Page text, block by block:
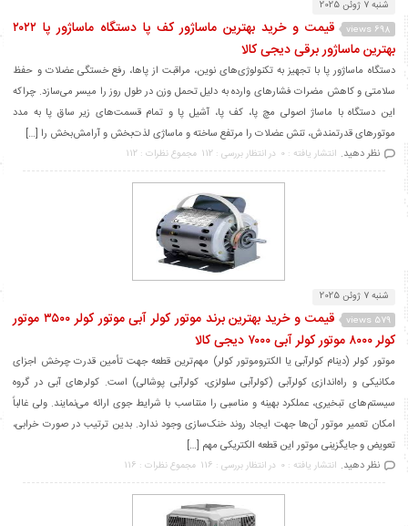
شنبه 7 ژوئن 2025
698 views
قیمت و خرید بهترین ماساژور کف پا دستگاه ماساژور پا ۲۰۲۲
بهترین ماساژور برقی دیجی کالا
دستگاه ماساژور پا با تجهیز به تکنولوژی‌های نوین، مراقبت از پاها، رفع خستگی عضلات و حفظ
سلامتی و کاهش مضرات فشارهای وارده به دلیل تحمل وزن در طول روز را میسر می‌سازد. چراکه
این دستگاه با ماساژ اصولی مچ پا، کف پا، آشیل پا و تمام قسمت‌های زیر ساق پا به مدد
موتورهای قدرتمندش، تنش عضلات را مرتفع ساخته و ماساژی لذت‌بخش و آرامش‌بخش را […]
نظر دهید. انتشار یافته : 0 در انتظار بررسی : 112 مجموع نظرات : 112
شنبه 7 ژوئن 2025
579 views
قیمت و خرید بهترین برند موتور کولر آبی موتور کولر ۳۵۰۰ موتور
کولر ۸۰۰۰ موتور کولر آبی ۷۰۰۰ دیجی کالا
موتور کولر (دینام کولرآبی یا الکتروموتور کولر) مهم‌ترین قطعه جهت تأمین قدرت چرخش اجزای
مکانیکی و راه‌اندازی کولرآبی (کولرآبی سلولزی، کولرآبی پوشالی) است. کولرهای آبی در گروه
سیستم‌های تبخیری، عملکرد بهینه و مناسبی را متناسب با شرایط جوی ارائه می‌نمایند. ولی غالباً
امکان تعمیر موتور آن‌ها جهت ایجاد روند خنک‌سازی وجود ندارد. بدین ترتیب در صورت خرابی،
تعویض و جایگزینی موتور این قطعه الکتریکی مهم […]
نظر دهید. انتشار یافته : 0 در انتظار بررسی : 116 مجموع نظرات : 116